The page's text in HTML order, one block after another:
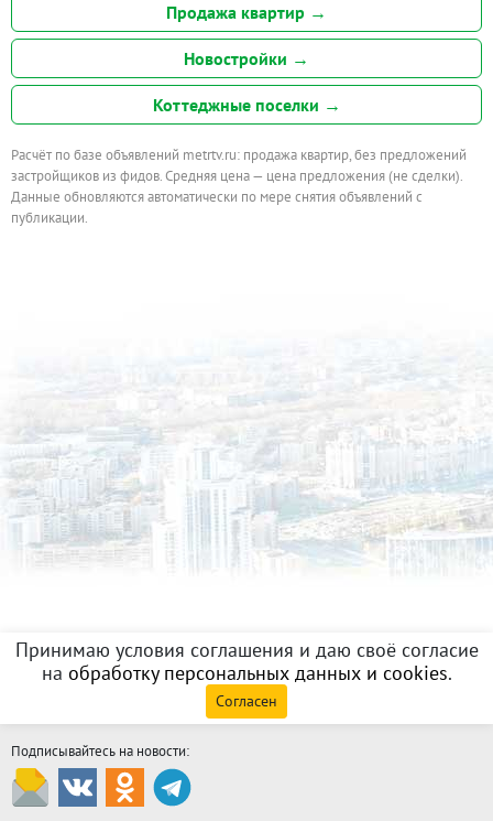
Продажа квартир →
Новостройки →
Коттеджные поселки →
Расчёт по базе объявлений metrtv.ru: продажа квартир, без предложений
застройщиков из фидов. Средняя цена — цена предложения (не сделки).
Данные обновляются автоматически по мере снятия объявлений с
публикации.
Принимаю условия соглашения и даю своё согласие
на обработку персональных данных и cookies.
Согласен
Подписывайтесь на новости: